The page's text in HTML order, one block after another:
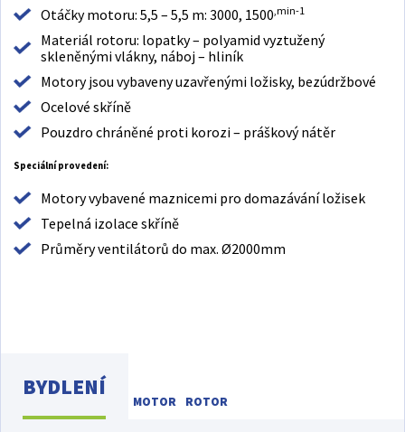
Otáčky motoru: 5,5 – 5,5 m: 3000, 1500 ,min-1
Materiál rotoru: lopatky – polyamid vyztužený
skleněnými vlákny, náboj – hliník
Motory jsou vybaveny uzavřenými ložisky, bezúdržbové
Ocelové skříně
Pouzdro chráněné proti korozi – práškový nátěr
Speciální provedení:
Motory vybavené maznicemi pro domazávání ložisek
Tepelná izolace skříně
Průměry ventilátorů do max. Ø2000mm
BYDLENÍ
MOTOR ROTOR